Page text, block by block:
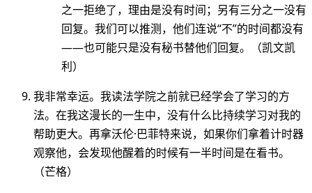
之一拒绝了，理由是没有时间；另有三分之一没有
回复。我们可以推测，他们连说“不”的时间都没有
——也可能只是没有秘书替他们回复。（凯文凯
利）
我非常幸运。我读法学院之前就已经学会了学习的方
法。在我这漫长的一生中，没有什么比持续学习对我的
帮助更大。再拿沃伦·巴菲特来说，如果你们拿着计时器
观察他，会发现他醒着的时候有一半时间是在看书。
（芒格）